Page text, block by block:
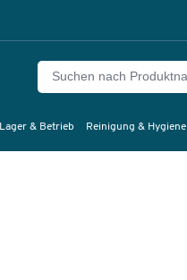
Lager & Betrieb Reinigung & Hygiene